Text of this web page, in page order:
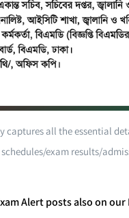
captures all the essential
exam results/
Alert posts also on our